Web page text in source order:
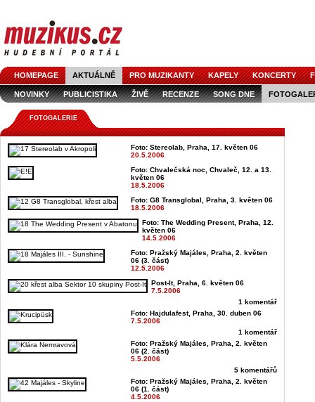
HOMEPAGE AKTUÁLNĚ PRO MUZIKANTY KAPELY KONCERTY
NOVINKY PUBLICISTIKA ŽIVĚ RECENZE SONG DNE
FOTOGALERIE
Foto: Stereolab, Praha, 17. květen 06
20.5.2006
Foto: Chvalečská noc, Chvaleč, 12. a 13.
květen 06
18.5.2006
Foto: G8 Transglobal, Praha, 3. květen 06
18.5.2006
Foto: The Wedding Present, Praha, 12.
květen 06
14.5.2006
Foto: Pražský Majáles, Praha, 2. květen
06 (3. část)
12.5.2006
Post-It, Praha, 6. květen 06
7.5.2006
1 komentář
Foto: Hajdulafest, Praha, 30. duben 06
7.5.2006
1 komentář
Foto: Pražský Majáles, Praha, 2. květen
06 (2. část)
5.5.2006
5 komentářů
Foto: Pražský Majáles, Praha, 2. květen
06 (1. část)
4.5.2006